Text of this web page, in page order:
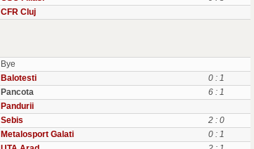
CFR Cluj
Bye
Balotesti
0 : 1
Pancota
6 : 1
Pandurii
Sebis
2 : 0
Metalosport Galati
0 : 1